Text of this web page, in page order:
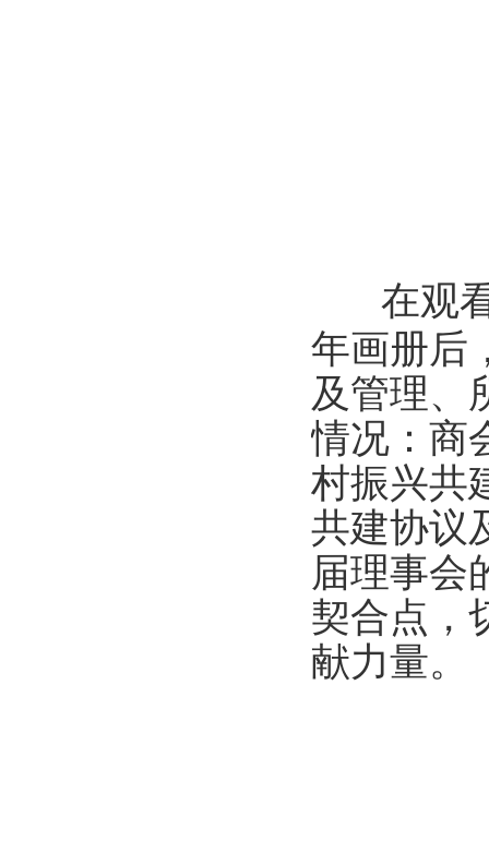
在观
年画册后
及管理、
情况：商
村振兴共
共建协议
届理事会
契合点，
献力量。